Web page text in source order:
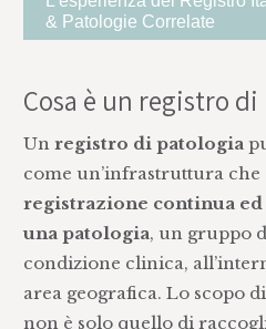
& Patologie Correlate
Cosa è un registro
Un registro di patologia
come un’infrastruttura
registrazione continua ed
una patologia, un gruppo
condizione clinica,
area geografica. Lo scopo
non è solo quello di